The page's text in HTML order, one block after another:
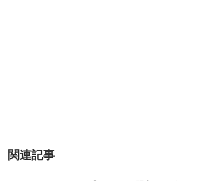
関連記事